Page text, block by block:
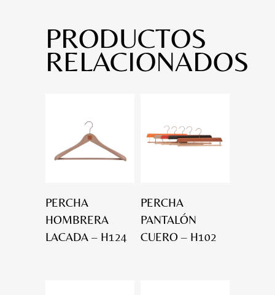
PRODUCTOS
RELACIONADOS
PERCHA
HOMBRERA
LACADA – H124
PERCHA
PANTALÓN
CUERO – H102